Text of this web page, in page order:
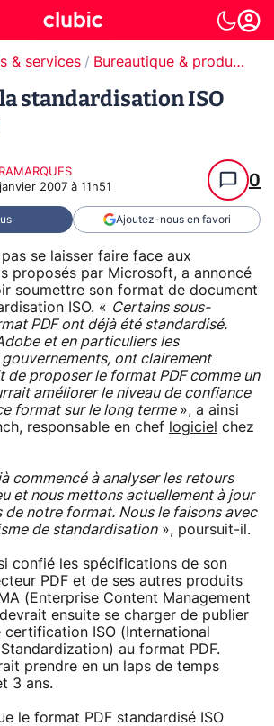
& services Bureautique & productivité
standardisation ISO
2007 à 11h51 0
Ajoutez-nous en favori
se laisser faire face aux
proposés par Microsoft, a annoncé
soumettre son format de document
ISO. « Certains sous-
PDF ont déjà été standardisé.
et en particuliers les
ont clairement
de proposer le format PDF comme un
améliorer le niveau de confiance
format sur le long terme », a ainsi
responsable en chef
logiciel chez
commencé à analyser les retours
et nous mettons actuellement à jour
de notre format. Nous le faisons avec
de standardisation», poursuit-il.
confié les spécifications de son
PDF et de ses autres produits
(Enterprise Content Management
ensuite se charger de publier
ISO (International
au format PDF.
prendre en un laps de temps
3 ans.
le format PDF standardisé ISO